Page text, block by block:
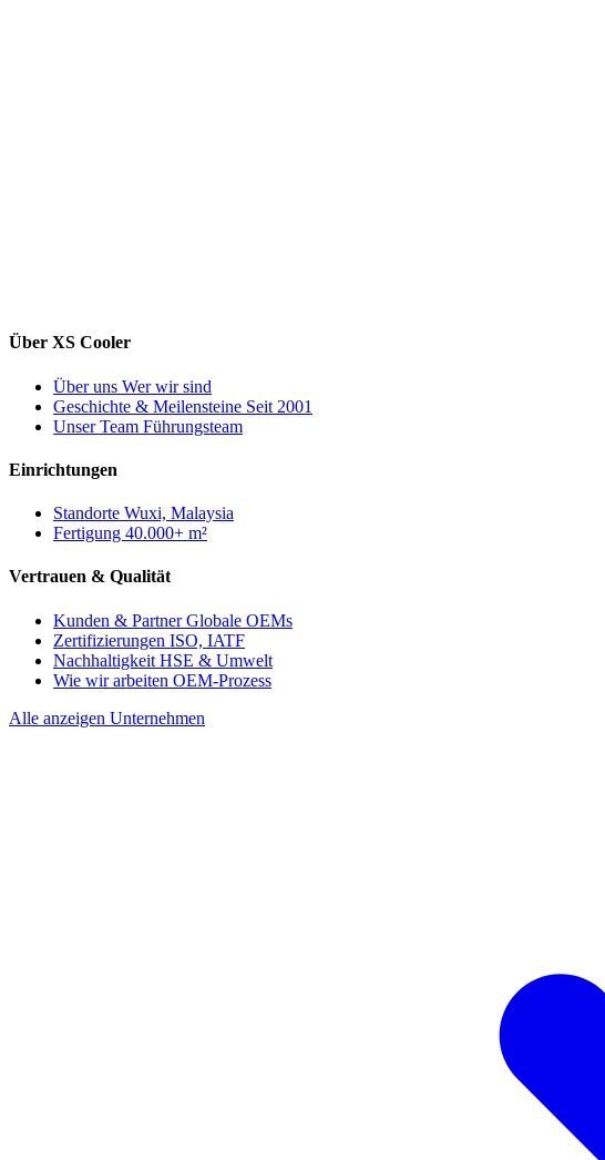
Über XS Cooler
Über uns Wer wir sind
Geschichte & Meilensteine Seit 2001
Unser Team Führungsteam
Einrichtungen
Standorte Wuxi, Malaysia
Fertigung 40.000+ m²
Vertrauen & Qualität
Kunden & PartnerGlobale OEMs
Zertifizierungen ISO, IATF
Nachhaltigkeit HSE & Umwelt
Wie wir arbeiten OEM-Prozess
Alle anzeigen Unternehmen